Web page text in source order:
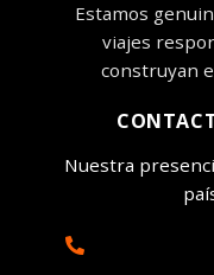
Estamos
viajes
construyan
Nuestra